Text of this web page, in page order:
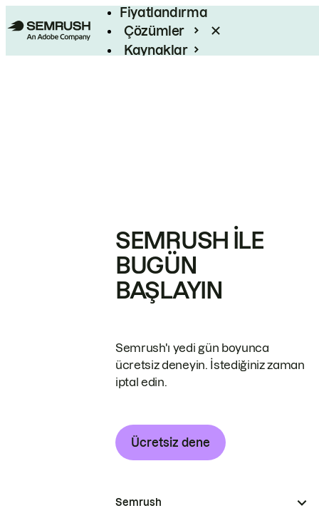
Fiyatlandırma
Çözümler
Kaynaklar
SEMRUSH ILE
BUGÜN
BAŞLAYIN
Semrush'ı yedi gün boyunca
ücretsiz deneyin. İstediğiniz zaman
iptal edin.
Ücretsiz dene
Semrush